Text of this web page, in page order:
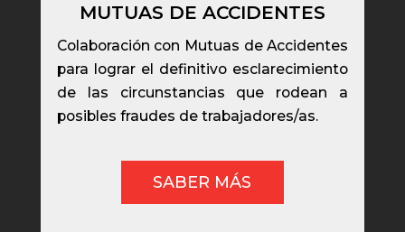
MUTUAS DE ACCIDENTES
Colaboración con Mutuas de Accidentes
para lograr el definitivo esclarecimiento
de las circunstancias que rodean a
posibles fraudes de trabajadores/as.
SABER MÁS